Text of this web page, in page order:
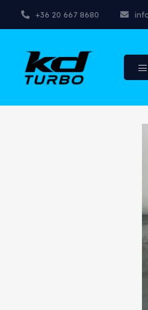
+36 20 667 8680